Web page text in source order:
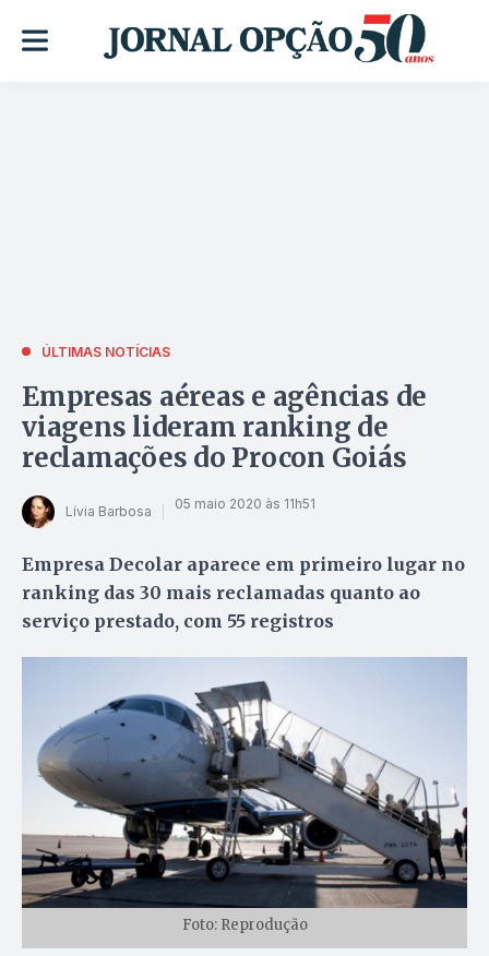
ÚLTIMAS NOTÍCIAS
Empresas aéreas e agências de
viagens lideram ranking de
reclamações do Procon Goiás
Lívia Barbosa 05 maio 2020 às 11h51
Empresa Decolar aparece em primeiro lugar no
ranking das 30 mais reclamadas quanto ao
serviço prestado, com 55 registros
Foto: Reprodução